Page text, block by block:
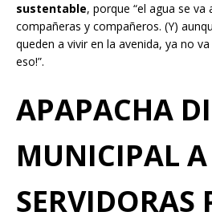
sustentable, porque “el agua se va
compañeras y compañeros. (Y)
queden a vivir en la avenida, ya no
eso!”.
APAPACHA
MUNICIPAL
SERVIDORAS